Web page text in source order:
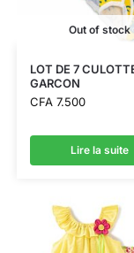
Out of stock
LOT DE 7
GARCON
CFA7.500
Lire la suite